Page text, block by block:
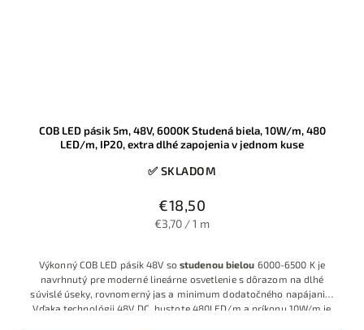
COB LED pásik 5m, 48V, 6000K Studená biela, 10W/m, 480
LED/m, IP20, extra dlhé zapojenia v jednom kuse
✅ SKLADOM
€18,50
€3,70 / 1 m
Výkonný COB LED pásik 48V so studenou bielou 6000-6500 K je
navrhnutý pre moderné lineárne osvetlenie s dôrazom na dlhé
súvislé úseky, rovnomerný jas a minimum dodatočného napájania.
Vďaka technológii 48V DC, hustote 480LED/m a príkonu 10W/m je